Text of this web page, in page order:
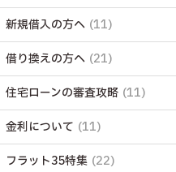
新規借入の方へ (11)
借り換えの方へ (21)
住宅ローンの審査攻略 (11)
金利について (11)
フラット35特集 (22)